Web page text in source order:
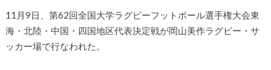
11月9日、第62回全国大学ラグビーフットボール選手権大会東
海・北陸・中国・四国地区代表決定戦が岡山美作ラグビー・サ
ッカー場で行なわれた。